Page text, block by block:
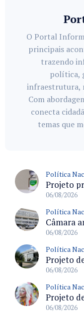
O Portal
principais
trazendo
política,
infraestrutura,
Com
conecta
temas que
Política
06/08/2026
Política
06/08/2026
Política
06/08/2026
Política
06/08/2026